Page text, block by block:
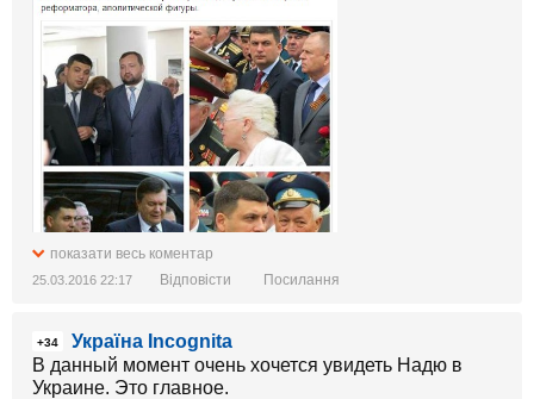
показати весь коментар
25.03.2016 22:17 Відповісти Посилання
+34
Україна Incognita
В данный момент очень хочется увидеть Надю в
Украине. Это главное.